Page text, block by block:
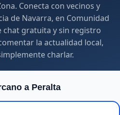
Conecta con vecinos y
de Navarra, en Comunidad
chat gratuita y sin registro
la actualidad local,
charlar.
a Peralta